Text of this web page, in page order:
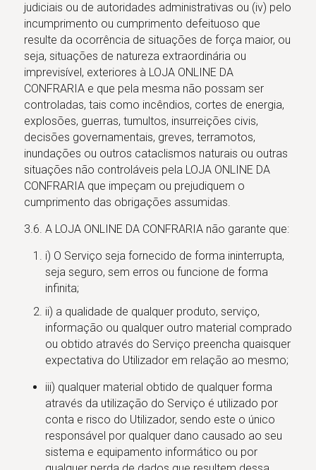
judiciais ou de autoridades administrativas ou (iv) pelo
incumprimento ou cumprimento defeituoso que
resulte da ocorrência de situações de força maior, ou
seja, situações de natureza extraordinária ou
imprevisível, exteriores à LOJA ONLINE DA
CONFRARIA e que pela mesma não possam ser
controladas, tais como incêndios, cortes de energia,
explosões, guerras, tumultos, insurreições civis,
decisões governamentais, greves, terramotos,
inundações ou outros cataclismos naturais ou outras
situações não controláveis pela LOJA ONLINE DA
CONFRARIA que impeçam ou prejudiquem o
cumprimento das obrigações assumidas.
3.6. A LOJA ONLINE DA CONFRARIA não garante que:
i) O Serviço seja fornecido de forma ininterrupta,
seja seguro, sem erros ou funcione de forma
infinita;
ii) a qualidade de qualquer produto, serviço,
informação ou qualquer outro material comprado
ou obtido através do Serviço preencha quaisquer
expectativa do Utilizador em relação ao mesmo;
iii) qualquer material obtido de qualquer forma
através da utilização do Serviço é utilizado por
conta e risco do Utilizador, sendo este o único
responsável por qualquer dano causado ao seu
sistema e equipamento informático ou por